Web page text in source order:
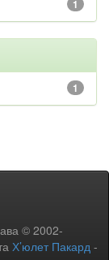
1
1
© 2002-
Х’юлет Пакард -